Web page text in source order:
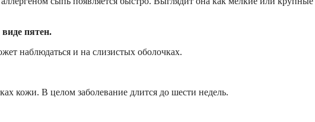
пятен.
наблюдаться и на слизистых оболочках.
кожи. В целом заболевание длится до шести недель.